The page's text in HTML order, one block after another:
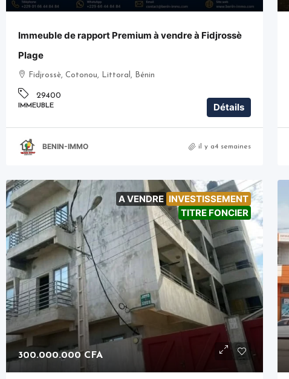
Immeuble de rapport Premium à vendre à Fidjrossè
Plage
Fidjrossè, Cotonou, Littoral, Bénin
29400
IMMEUBLE Détails
BENIN-IMMO il y a4 semaines
A VENDRE INVESTISSEMENT
TITRE FONCIER
300.000.000 CFA